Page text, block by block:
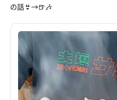
の話👙→🍺🎶